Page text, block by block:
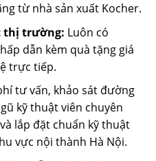
từ nhà sản xuất Kocher.
thị trường: Luôn có
dẫn kèm quà tặng giá
trực tiếp.
tư vấn, khảo sát đường
kỹ thuật viên chuyên
lắp đặt chuẩn kỹ thuật
vực nội thành Hà Nội.